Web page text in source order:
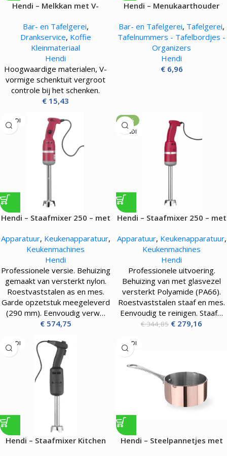
Hendi – Melkkan met V-
Bar- en Tafelgerei,
Drankservice, Koffie
Kleinmateriaal
Hendi
Hoogwaardige materialen, V-
vormige schenktuit vergroot
controle bij het schenken.
€ 15,43
Hendi – Menukaarthouder
Bar- en Tafelgerei, Tafelgerei,
Tafelnummers - Tafelbordjes -
Organizers
Hendi
€6,96
HENDI
Hendi – Staafmixer 250 – met
Apparatuur, Keukenapparatuur,
Keukenmachines
Hendi
Professionele versie. Behuizing
gemaakt van versterkt nylon.
Roestvaststalen as en mes.
Garde opzetstuk meegeleverd
(290 mm). Eenvoudig verw…
€574,75
-19%
HENDI
Hendi – Staafmixer 250 – met
Apparatuur, Keukenapparatuur,
Keukenmachines
Hendi
Professionele uitvoering.
Behuizing van met glasvezel
versterkt Polyamide (PA66).
Roestvaststalen staaf en mes.
Eenvoudig te reinigen. Staaf…
€344,85 € 279,16
HENDI
Hendi – Staafmixer Kitchen
HENDI
Hendi – Steelpannetjes met